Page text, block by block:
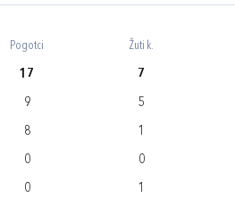
Pogotci Žuti k.
17 7
9 5
8 1
0 0
0 1